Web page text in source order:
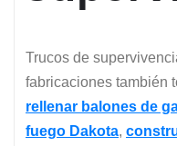
Trucos de
fabricaciones también
rellenar balones de
fuego Dakota,